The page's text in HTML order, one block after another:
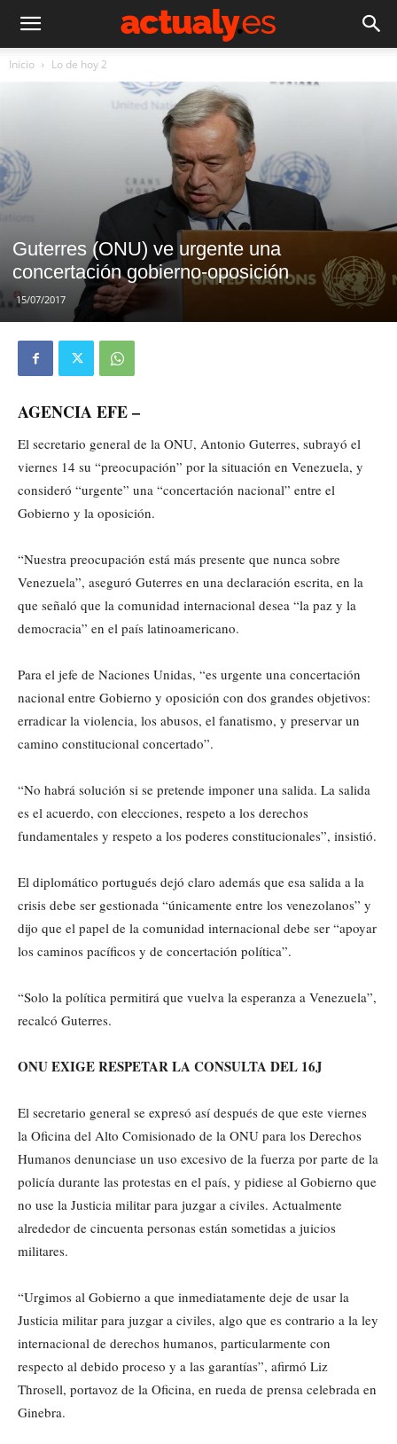
Inicio Lo de hoy 2
Guterres (ONU) ve urgente una
concertación gobierno-oposición
15/07/2017
AGENCIA EFE –
El secretario general de la ONU, Antonio Guterres, subrayó el
viernes 14 su “preocupación” por la situación en Venezuela, y
consideró “urgente” una “concertación nacional” entre el
Gobierno y la oposición.
“Nuestra preocupación está más presente que nunca sobre
Venezuela”, aseguró Guterres en una declaración escrita, en la
que señaló que la comunidad internacional desea “la paz y la
democracia” en el país latinoamericano.
Para el jefe de Naciones Unidas, “es urgente una concertación
nacional entre Gobierno y oposición con dos grandes objetivos:
erradicar la violencia, los abusos, el fanatismo, y preservar un
camino constitucional concertado”.
“No habrá solución si se pretende imponer una salida. La salida
es el acuerdo, con elecciones, respeto a los derechos
fundamentales y respeto a los poderes constitucionales”, insistió.
El diplomático portugués dejó claro además que esa salida a la
crisis debe ser gestionada “únicamente entre los venezolanos” y
dijo que el papel de la comunidad internacional debe ser “apoyar
los caminos pacíficos y de concertación política”.
“Solo la política permitirá que vuelva la esperanza a Venezuela”,
recalcó Guterres.
ONU EXIGE RESPETAR LA CONSULTA DEL 16J
El secretario general se expresó así después de que este viernes
la Oficina del Alto Comisionado de la ONU para los Derechos
Humanos denunciase un uso excesivo de la fuerza por parte de la
policía durante las protestas en el país, y pidiese al Gobierno que
no use la Justicia militar para juzgar a civiles. Actualmente
alrededor de cincuenta personas están sometidas a juicios
militares.
“Urgimos al Gobierno a que inmediatamente deje de usar la
Justicia militar para juzgar a civiles, algo que es contrario a la ley
internacional de derechos humanos, particularmente con
respecto al debido proceso y a las garantías”, afirmó Liz
Throsell, portavoz de la Oficina, en rueda de prensa celebrada en
Ginebra.